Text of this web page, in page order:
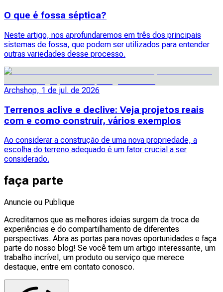
O que é fossa séptica?
Neste artigo, nos aprofundaremos em três dos principais
sistemas de fossa, que podem ser utilizados para entender
outras variedades desse processo.
Archshop, 1 de jul. de 2026
Terrenos aclive e declive: Veja projetos reais
com e como construir, vários exemplos
Ao considerar a construção de uma nova propriedade, a
escolha do terreno adequado é um fator crucial a ser
considerado.
faça parte
Anuncie ou Publique
Acreditamos que as melhores ideias surgem da troca de
experiências e do compartilhamento de diferentes
perspectivas. Abra as portas para novas oportunidades e faça
parte do nosso blog! Se você tem um artigo interessante, um
trabalho incrível, um produto ou serviço que merece
destaque, entre em contato conosco.